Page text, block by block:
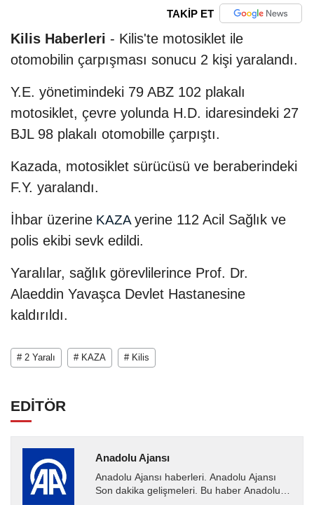
TAKİP ET
Kilis Haberleri - Kilis'te motosiklet ile
otomobilin çarpışması sonucu 2 kişi yaralandı.
Y.E. yönetimindeki 79 ABZ 102 plakalı
motosiklet, çevre yolunda H.D. idaresindeki 27
BJL 98 plakalı otomobille çarpıştı.
Kazada, motosiklet sürücüsü ve beraberindeki
F.Y. yaralandı.
İhbar üzerine KAZAyerine 112 Acil Sağlık ve
polis ekibi sevk edildi.
Yaralılar, sağlık görevlilerince Prof. Dr.
Alaeddin Yavaşca Devlet Hastanesine
kaldırıldı.
# 2 Yaralı # KAZA # Kilis
EDİTÖR
Anadolu Ajansı
Anadolu Ajansı haberleri. Anadolu Ajansı
Son dakika gelişmeleri. Bu haber Anadolu